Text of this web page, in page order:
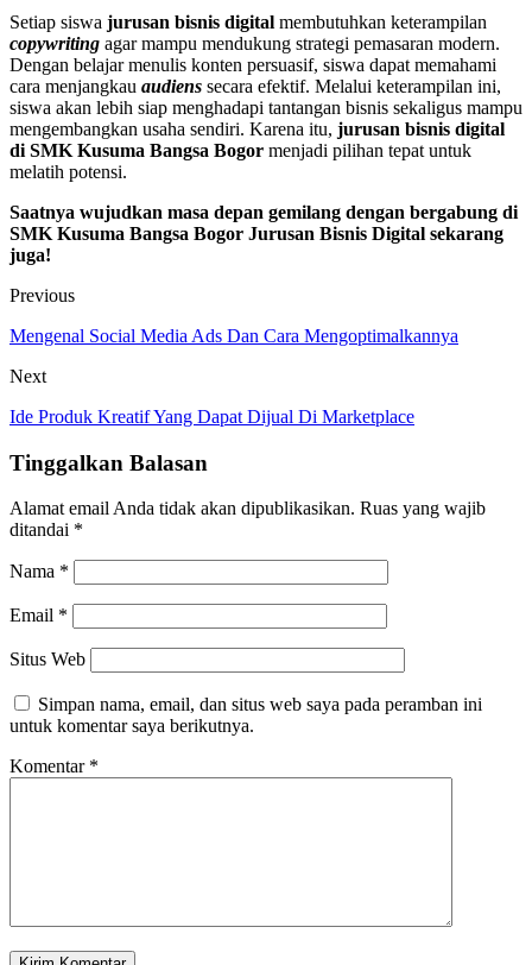
Setiap siswa jurusan bisnis digital membutuhkan keterampilan
copywriting agar mampu mendukung strategi pemasaran modern.
Dengan belajar menulis konten persuasif, siswa dapat memahami
cara menjangkau audiens secara efektif. Melalui keterampilan ini,
siswa akan lebih siap menghadapi tantangan bisnis sekaligus mampu
mengembangkan usaha sendiri. Karena itu, jurusan bisnis digital
di SMK Kusuma Bangsa Bogor menjadi pilihan tepat untuk
melatih potensi.
Saatnya wujudkan masa depan gemilang dengan bergabung di
SMK Kusuma Bangsa Bogor Jurusan Bisnis Digital sekarang
juga!
Previous
Mengenal Social Media Ads Dan Cara Mengoptimalkannya
Next
Ide Produk Kreatif Yang Dapat Dijual Di Marketplace
Tinggalkan Balasan
Alamat email Anda tidak akan dipublikasikan. Ruas yang wajib
ditandai *
Nama *
Email *
Situs Web
Simpan nama, email, dan situs web saya pada peramban ini
untuk komentar saya berikutnya.
Komentar *